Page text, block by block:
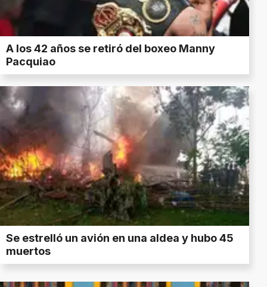
A los 42 años se retiró del boxeo Manny
Pacquiao
Se estrelló un avión en una aldea y hubo 45
muertos